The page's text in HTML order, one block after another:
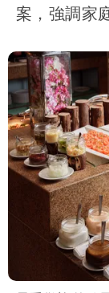
案，強調家